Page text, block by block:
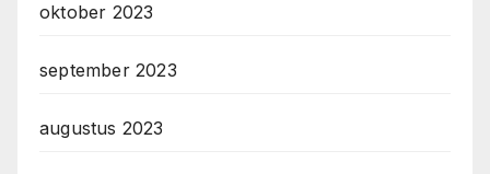
oktober 2023
september 2023
augustus 2023